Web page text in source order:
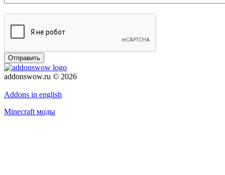
Отправить
addonswow.ru © 2026
Addons in english
Minecraft моды